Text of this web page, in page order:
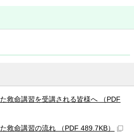
救命講習を受講される皆様へ （PDF
救命講習の流れ （PDF 489.7KB）